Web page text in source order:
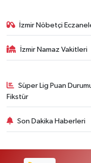
İzmir Nöbetçi
İzmir Namaz Vakitleri
Süper Lig Puan
Fikstür
Son Dakika Haberleri